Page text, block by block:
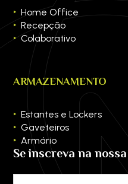
Home Office
Recepção
Colaborativo
ARMAZENAMENTO
Estantes e Lockers
Gaveteiros
Armário
Se inscreva na